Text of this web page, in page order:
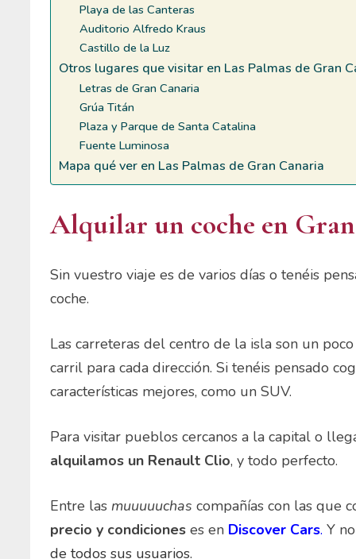
Playa de las Canteras
Auditorio Alfredo Kraus
Castillo de la Luz
Otros lugares que visitar en Las Palmas de Gran
Letras de Gran Canaria
Grúa Titán
Plaza y Parque de Santa Catalina
Fuente Luminosa
Mapa qué ver en Las Palmas de Gran Canaria
Alquilar un coche en Gran
Sin vuestro viaje es de varios días o tenéis
coche.
Las carreteras del centro de la isla son un
carril para cada dirección. Si tenéis pensado
características mejores, como un SUV.
Para visitar pueblos cercanos a la capital o
alquilamos un Renault Clio, y todo perfecto.
Entre las muuuuuchas compañías con las que
precio y condiciones es en Discover Cars.Y
de todos sus usuarios.